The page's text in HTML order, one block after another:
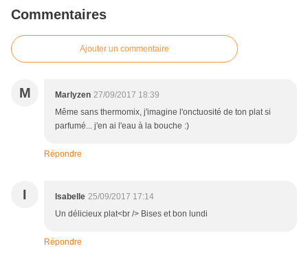
Commentaires
Ajouter un commentaire
M Marlyzen 27/09/2017 18:39
Même sans thermomix, j'imagine l'onctuosité de ton plat si
parfumé... j'en ai l'eau à la bouche :)
Répondre
I Isabelle 25/09/2017 17:14
Un délicieux plat<br /> Bises et bon lundi
Répondre